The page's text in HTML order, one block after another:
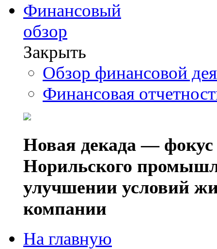
Финансовый
обзор
Закрыть
Обзор финансовой
Финансовая
Новая декада — фокус
Норильского
улучшении условий
компании
На главную